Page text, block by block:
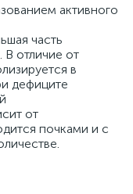
активного
часть
В отличие от
в
дефиците
от
почками и с